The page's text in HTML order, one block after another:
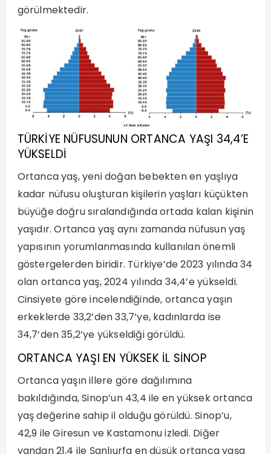
görülmektedir.
TÜRKİYE NÜFUSUNUN ORTANCA YAŞI 34,4’E
YÜKSELDİ
Ortanca yaş, yeni doğan bebekten en yaşlıya
kadar nüfusu oluşturan kişilerin yaşları küçükten
büyüğe doğru sıralandığında ortada kalan kişinin
yaşıdır. Ortanca yaş aynı zamanda nüfusun yaş
yapısının yorumlanmasında kullanılan önemli
göstergelerden biridir. Türkiye’de 2023 yılında 34
olan ortanca yaş, 2024 yılında 34,4’e yükseldi.
Cinsiyete göre incelendiğinde, ortanca yaşın
erkeklerde 33,2’den 33,7’ye, kadınlarda ise
34,7’den 35,2’ye yükseldiği görüldü.
ORTANCA YAŞI EN YÜKSEK İL SİNOP
Ortanca yaşın illere göre dağılımına
bakıldığında, Sinop’un 43,4 ile en yüksek ortanca
yaş değerine sahip il olduğu görüldü. Sinop’u,
42,9 ile Giresun ve Kastamonu izledi. Diğer
yandan 21,4 ile Şanlıurfa en düşük ortanca yaşa